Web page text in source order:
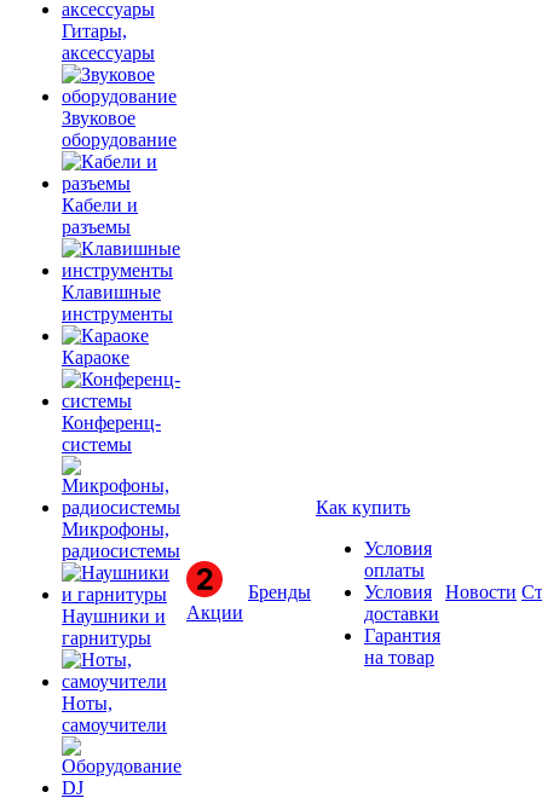
Гитары,
аксессуары
Звуковое
оборудование
Кабели и
разъемы
Клавишные
инструменты
Караоке
Конференц-
системы
Микрофоны,
радиосистемы
Наушники и
гарнитуры
Ноты,
самоучители
Акции
Бренды
Как купить
Условия
оплаты
Условия
доставки
Гарантия
на товар
Новости